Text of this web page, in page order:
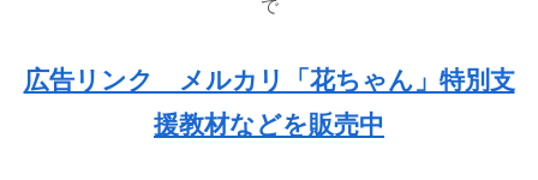
で
広告リンク メルカリ「花ちゃん」特別支
援教材などを販売中